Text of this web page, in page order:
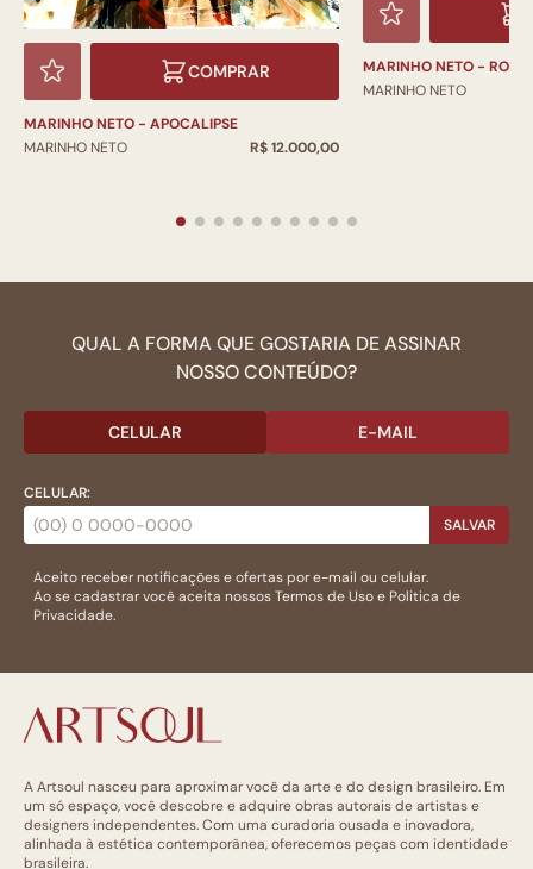
COMPRAR
MARINHO NETO - APOCALIPSE
MARINHO NETO
R$ 12.000,00
MARINHO NETO - ROMA
MARINHO NETO
QUAL A FORMA QUE GOSTARIA DE ASSINAR
NOSSO CONTEÚDO?
CELULAR E-MAIL
CELULAR:
SALVAR
Aceito receber notificações e ofertas por e-mail ou celular.
Ao se cadastrar você aceita nossosTermos de Usoe Politica de
Privacidade.
A Artsoul nasceu para aproximar você da arte e do design brasileiro. Em
um só espaço, você descobre e adquire obras autorais de artistas e
designers independentes. Com uma curadoria ousada e inovadora,
alinhada à estética contemporânea, oferecemos peças com identidade
brasileira.